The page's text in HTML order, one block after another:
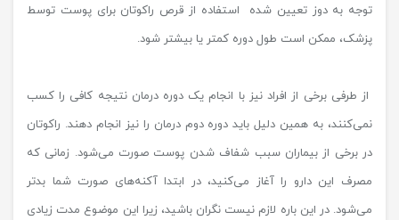
توجه به دوز تعیین شده استفاده از قرص راکوتان برای پوست توسط
پزشک، ممکن است طول دوره کمتر یا بیشتر شود.
از طرفی برخی از افراد نیز با انجام یک دوره درمان نتیجه کافی را کسب
نمی‌کنند، به همین دلیل باید دوره دوم درمان را نیز انجام دهند. راکوتان
در برخی از بیماران سبب شفاف شدن پوست صورت می‌شود. زمانی که
مصرف این دارو را آغاز می‌کنید، در ابتدا آکنه‌های صورت شما بدتر
می‌شود. در این باره لازم نیست نگران باشید، زیرا این موضوع مدت زیادی